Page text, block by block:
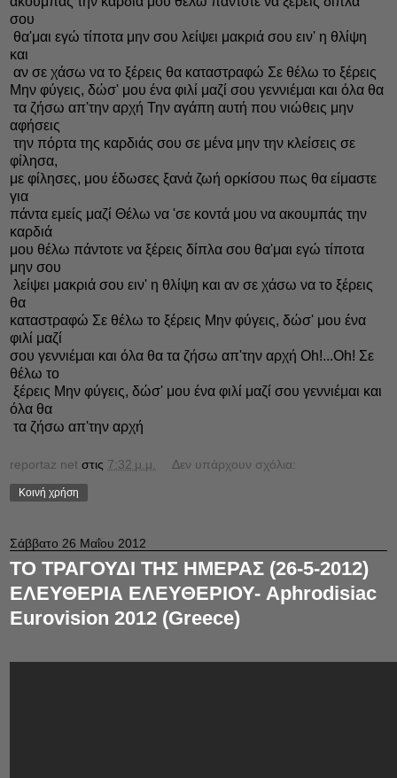
σου
θα'μαι εγώ τίποτα μην σου λείψει μακριά σου ειν' η θλίψη
και
αν σε χάσω να το ξέρεις θα καταστραφώ Σε θέλω το ξέρεις
Μην φύγεις, δώσ' μου ένα φιλί μαζί σου γεννιέμαι και όλα θα
τα ζήσω απ'την αρχή Την αγάπη αυτή που νιώθεις μην
αφήσεις
την πόρτα της καρδιάς σου σε μένα μην την κλείσεις σε
φίλησα,
με φίλησες, μου έδωσες ξανά ζωή ορκίσου πως θα είμαστε
για
πάντα εμείς μαζί Θέλω να 'σε κοντά μου να ακουμπάς την
καρδιά
μου θέλω πάντοτε να ξέρεις δίπλα σου θα'μαι εγώ τίποτα
μην σου
λείψει μακριά σου ειν' η θλίψη και αν σε χάσω να το ξέρεις
θα
καταστραφώ Σε θέλω το ξέρεις Μην φύγεις, δώσ' μου ένα
φιλί μαζί
σου γεννιέμαι και όλα θα τα ζήσω απ'την αρχή Oh!...Oh! Σε
θέλω το
ξέρεις Μην φύγεις, δώσ' μου ένα φιλί μαζί σου γεννιέμαι και
όλα θα
τα ζήσω απ'την αρχή
reportaz net στις 7:32 μ.μ. Δεν υπάρχουν σχόλια:
Κοινή χρήση
Σάββατο 26 Μαΐου 2012
ΤΟ ΤΡΑΓΟΥΔΙ ΤΗΣ ΗΜΕΡΑΣ (26-5-2012)
ΕΛΕΥΘΕΡΙΑ ΕΛΕΥΘΕΡΙΟΥ- Aphrodisiac
Eurovision 2012 (Greece)